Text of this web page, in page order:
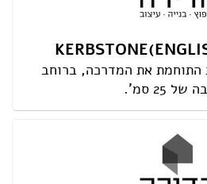
התוחמת את המדרכה, ברוחב